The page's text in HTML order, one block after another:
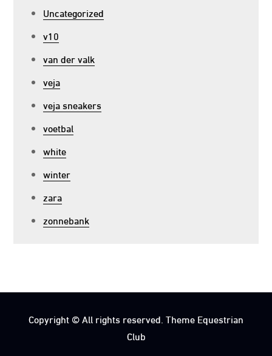
Uncategorized
v10
van der valk
veja
veja sneakers
voetbal
white
winter
zara
zonnebank
Copyright © All rights reserved. Theme Equestrian
Club